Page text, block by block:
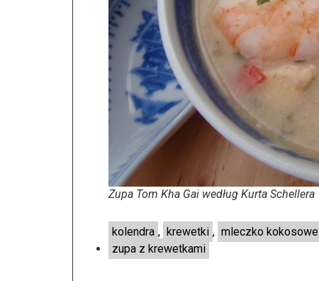
Zupa Tom Kha Gai według Kurta Schellera
kolendra , krewetki , mleczko kokosowe
zupa z krewetkami